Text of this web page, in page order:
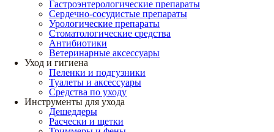
Гастроэнтерологические препараты
Сердечно-сосудистые препараты
Урологические препараты
Стоматологические средства
Антибиотики
Ветеринарные аксессуары
Уход и гигиена
Пеленки и подгузники
Туалеты и аксессуары
Средства по уходу
Инструменты для ухода
Дешеддеры
Расчески и щетки